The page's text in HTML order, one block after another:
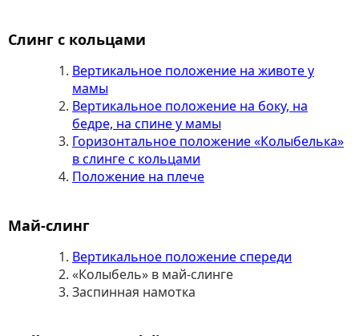
Слинг с кольцами
Вертикальное положение на животе у
мамы
Вертикальное положение на боку, на
бедре, на спине у мамы
Горизонтальное положение «Колыбелька»
в слинге с кольцами
Положение на плече
Май-слинг
Вертикальное положение спереди
«Колыбель» в май-слинге
Заспинная намотка